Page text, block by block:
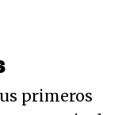
primeros